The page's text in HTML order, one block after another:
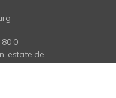
0
estate.de